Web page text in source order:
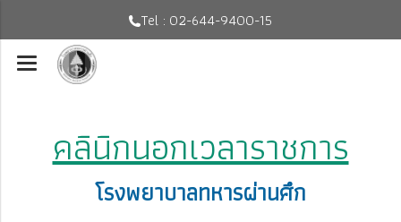
Tel : 02-644-9400-15
คลินิกนอกเวลาราชการ
โรงพยาบาลทหารผ่านศึก